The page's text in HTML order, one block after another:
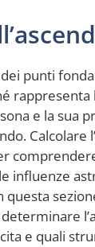
dei punti
e la sua
Calcolare
influenze
questa
e quali